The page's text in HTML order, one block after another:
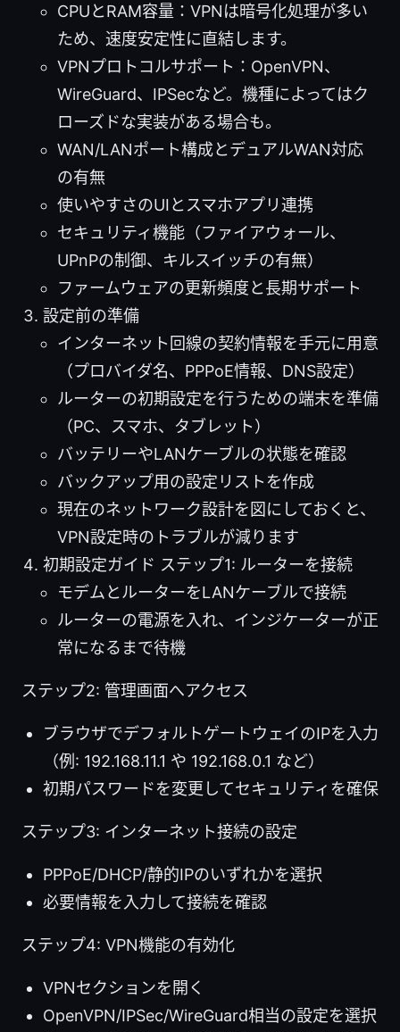
CPUとRAM容量：VPNは暗号化処理が多い
ため、速度安定性に直結します。
VPNプロトコルサポート：OpenVPN、
WireGuard、IPSecなど。機種によってはク
ローズドな実装がある場合も。
WAN/LANポート構成とデュアルWAN対応
の有無
使いやすさのUIとスマホアプリ連携
セキュリティ機能（ファイアウォール、
UPnPの制御、キルスイッチの有無）
ファームウェアの更新頻度と長期サポート
設定前の準備
インターネット回線の契約情報を手元に用意
（プロバイダ名、PPPoE情報、DNS設定）
ルーターの初期設定を行うための端末を準備
（PC、スマホ、タブレット）
バッテリーやLANケーブルの状態を確認
バックアップ用の設定リストを作成
現在のネットワーク設計を図にしておくと、
VPN設定時のトラブルが減ります
初期設定ガイド ステップ1: ルーターを接続
モデムとルーターをLANケーブルで接続
ルーターの電源を入れ、インジケーターが正
常になるまで待機
ステップ2: 管理画面へアクセス
ブラウザでデフォルトゲートウェイのIPを入力
（例: 192.168.11.1 や 192.168.0.1 など）
初期パスワードを変更してセキュリティを確保
ステップ3: インターネット接続の設定
PPPoE/DHCP/静的IPのいずれかを選択
必要情報を入力して接続を確認
ステップ4: VPN機能の有効化
VPNセクションを開く
OpenVPN/IPSec/WireGuard相当の設定を選択